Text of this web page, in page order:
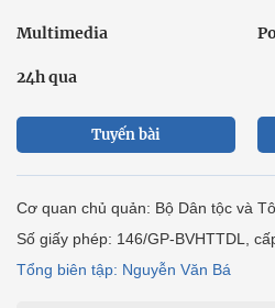
Multimedia
24h qua
Tuyến bài
Cơ quan chủ quản: Bộ Dân tộc và
Số giấy phép: 146/GP-BVHTTDL,
Tổng biên tập: Nguyễn Văn Bá